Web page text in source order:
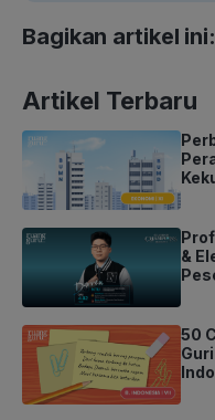
Bagikan artikel ini:
Artikel Terbaru
&
50